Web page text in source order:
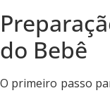
do Bebê
O primeiro passo